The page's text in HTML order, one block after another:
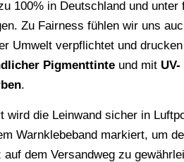
100% in Deutschland und unter
Zu Fairness fühlen wir uns
Umwelt verpflichtet und
Pigmenttinte und mit UV-
.
wird die Leinwand sicher in
Warnklebeband markiert, um
dem Versandweg zu